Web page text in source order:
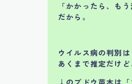
「かかったら、も
だから。
ウイルス病の判別は
あくまで推定だけど
↓のブドウ苗木は